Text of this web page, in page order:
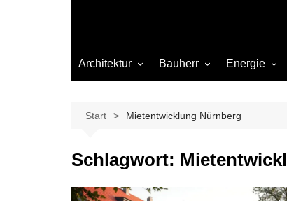
Architektur Bauherr
Beleuchtung
Materialien
Ökologisch bauen
Energie
Gas
Start Mietentwicklung Nürnberg
Schlagwort: